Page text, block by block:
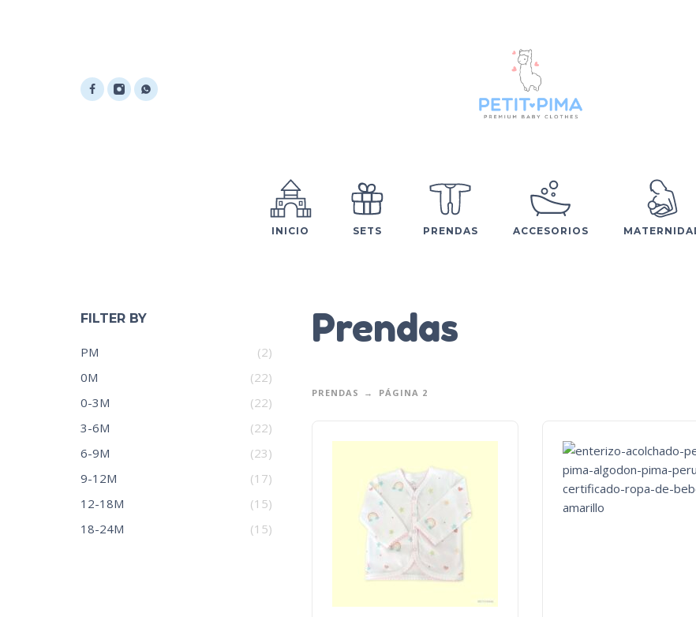
INICIO SETS PRENDAS ACCESORIOS
FILTER BY
PM
(2)
0M
(22)
0-3M
(22)
3-6M
(22)
6-9M
(23)
9-12M
(17)
12-18M
(15)
18-24M
(15)
Prendas
PRENDAS PÁGINA 2